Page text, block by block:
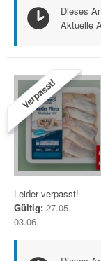
Dieses
Aktuelle
Verpasst!
Leider verpasst!
Gültig: 27.05. -
03.06.